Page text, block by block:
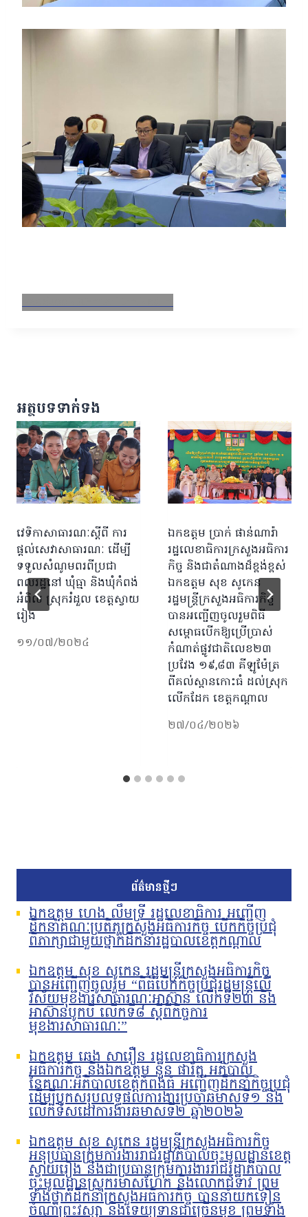
FacebookXEmailLinkedIn
អត្ថបទទាក់ទង
វេទិកាសាធារណៈស្តីពី ការ
ផ្តល់សេវាសាធារណៈ ដើម្បី
ទទួលសំណូមពរពីប្រជា
ពលរដ្ឋនៅ ឃុំធ្មា និងឃុំកំពង់
អំពិល ស្រុករំដួល ខេត្តស្វាយ
រៀង
១១/០៧/២០២៤
ឯកឧត្តម ប្រាក់ ផាន់ណារ៉ា
រដ្ឋលេខាធិការក្រសួងអធិការ
កិច្ច និងជាតំណាងដ៏ខ្ពង់ខ្ពស់
ឯកឧត្តម សុខ សូកេន
រដ្ឋមន្រ្តីក្រសួងអធិការកិច្ច
បានអញ្ជើញចូលរួមពិធី
សម្ពោធបើកឱ្យប្រើប្រាស់
កំណាត់ផ្លូវជាតិលេខ២៣
ប្រវែង ១៩,៨៣ គីឡូម៉ែត្រ
ពីគល់ស្ពានកោះធំ ដល់ស្រុក
លើកដែក ខេត្តកណ្តាល
២៧/០៤/២០២៦
ព័ត៌មានថ្មីៗ
ឯកឧត្តម ហេង លឹមទ្រី រដ្ឋលេខាធិការ អញ្ជើញ
ដឹកនាំគណៈប្រតិភូក្រសួងអធិការកិច្ច បើកកិច្ចប្រជុំ
ពិភាក្សាជាមួយថ្នាក់ដឹកនាំរដ្ឋបាលខេត្តកណ្តាល
ឯកឧត្តម សុខ សូកេន រដ្ឋមន្រ្តីក្រសួងអធិការកិច្ច
បានអញ្ជើញចូលរួម “ពិធីបើកកិច្ចប្រជុំរដ្ឋមន្ត្រីលើ
វិស័យមុខងារសាធារណៈអាស៊ាន លើកទី២៣ និង
អាស៊ានបូកបី លើកទី៨ ស្តីពីកិច្ចការ
មុខងារសាធារណៈ”
ឯកឧត្តម ឆេង សារឿន រដ្ឋលេខាធិការក្រសួង
អធិការកិច្ច និងឯកឧត្តម នួន ផារ័ត្ន អភិបាល
នៃគណៈអភិបាលខេត្តកំពង់ធំ អញ្ជើញដឹកនាំកិច្ចប្រជុំ
ដើម្បីបូកសរុបលទ្ធផលការងារប្រចាំឆមាសទី១ និង
លើកទិសដៅការងារឆមាសទី២ ឆ្នាំ២០២៦
ឯកឧត្តម សុខ សូកេន រដ្ឋមន្រ្តីក្រសួងអធិការកិច្ច
អនុប្រធានក្រុមការងាររាជរដ្ឋាភិបាលចុះមូលដ្ឋានខេត្ត
ស្វាយរៀង និងជាប្រធានក្រុមការងាររាជរដ្ឋាភិបាល
ចុះមូលដ្ឋានស្រុករមាសហែក និងលោកជំទាវ ព្រម
ទាំងថ្នាក់ដឹកនាំក្រសួងអធិការកិច្ច បាននាំយកទៀន
ចំណាំព្រះវស្សា និងទេយ្យទានជាច្រើនមុខ ព្រមទាំង